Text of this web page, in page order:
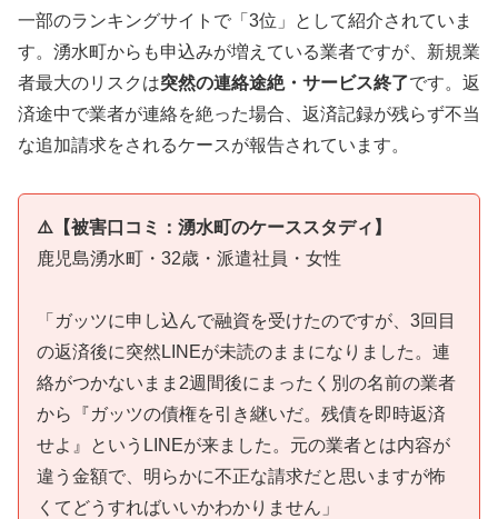
一部のランキングサイトで「3位」として紹介されていま
す。湧水町からも申込みが増えている業者ですが、新規業
者最大のリスクは突然の連絡途絶・サービス終了です。返
済途中で業者が連絡を絶った場合、返済記録が残らず不当
な追加請求をされるケースが報告されています。
⚠️【被害口コミ：湧水町のケーススタディ】
鹿児島湧水町・32歳・派遣社員・女性
「ガッツに申し込んで融資を受けたのですが、3回目
の返済後に突然LINEが未読のままになりました。連
絡がつかないまま2週間後にまったく別の名前の業者
から『ガッツの債権を引き継いだ。残債を即時返済
せよ』というLINEが来ました。元の業者とは内容が
違う金額で、明らかに不正な請求だと思いますが怖
くてどうすればいいかわかりません」